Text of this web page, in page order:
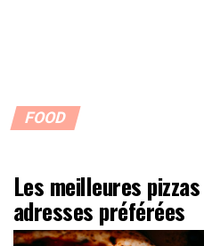
FOOD
Les meilleures
adresses préférées